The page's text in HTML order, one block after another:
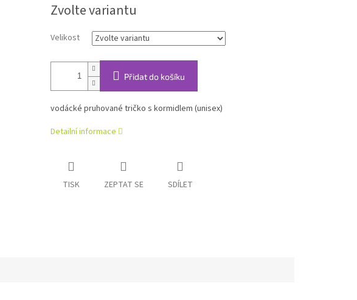
cena:
Zvolte variantu
Velikost
Přidat do košíku
vodácké pruhované tričko s kormidlem (unisex)
Detailní informace
TISK ZEPTAT SE SDÍLET